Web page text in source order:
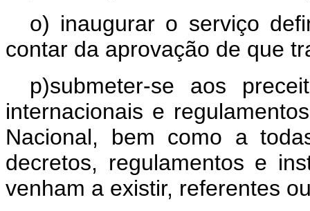
o) inaugurar o serviço
contar da aprovação de que
p)submeter-se aos
internacionais e
Nacional, bem como a
decretos, regulamentos e
venham a existir, referentes